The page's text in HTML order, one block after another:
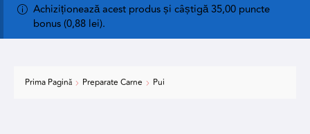
Achiziționează acest produs și câștigă 35,00 puncte
bonus (0,88 lei).
Prima Pagină Preparate Carne Pui